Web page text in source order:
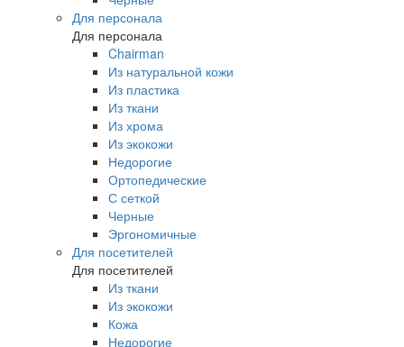
Для персонала
Для персонала
Chairman
Из натуральной кожи
Из пластика
Из ткани
Из хрома
Из экокожи
Недорогие
Ортопедические
С сеткой
Черные
Эргономичные
Для посетителей
Для посетителей
Из ткани
Из экокожи
Кожа
Недорогие